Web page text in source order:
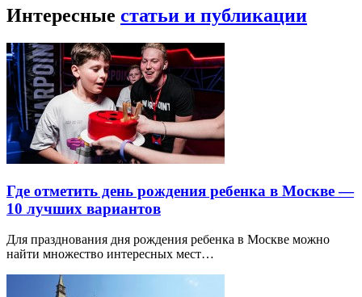
Интересные статьи и публикации
Где отметить день рождения ребенка в Москве —
10 лучших вариантов
Для празднования дня рождения ребенка в Москве можно
найти множество интересных мест…